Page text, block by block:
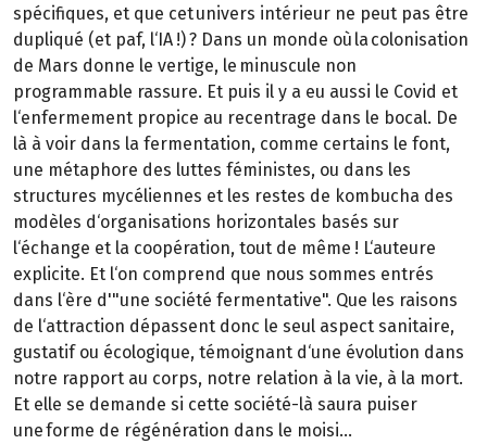
spécifiques, et que cet univers intérieur ne peut pas être
dupliqué (et paf, l‘IA !) ? Dans un monde où la colonisation
de Mars donne le vertige, le minuscule non
programmable rassure. Et puis il y a eu aussi le Covid et
l‘enfermement propice au recentrage dans le bocal. De
là à voir dans la fermentation, comme certains le font,
une métaphore des luttes féministes, ou dans les
structures mycéliennes et les restes de kombucha des
modèles d‘organisations horizontales basés sur
l‘échange et la coopération, tout de même ! L‘auteure
explicite. Et l‘on comprend que nous sommes entrés
dans l‘ère d'"une société fermentative". Que les raisons
de l‘attraction dépassent donc le seul aspect sanitaire,
gustatif ou écologique, témoignant d‘une évolution dans
notre rapport au corps, notre relation à la vie, à la mort.
Et elle se demande si cette société-là saura puiser
une forme de régénération dans le moisi...